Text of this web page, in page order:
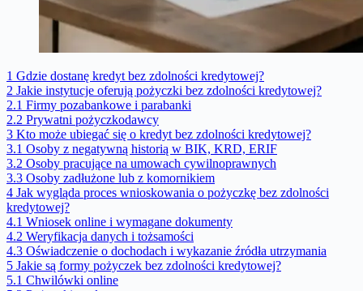
1 Gdzie dostanę kredyt bez zdolności kredytowej?
2 Jakie instytucje oferują pożyczki bez zdolności kredytowej?
2.1 Firmy pozabankowe i parabanki
2.2 Prywatni pożyczkodawcy
3 Kto może ubiegać się o kredyt bez zdolności kredytowej?
3.1 Osoby z negatywną historią w BIK, KRD, ERIF
3.2 Osoby pracujące na umowach cywilnoprawnych
3.3 Osoby zadłużone lub z komornikiem
4 Jak wygląda proces wnioskowania o pożyczkę bez zdolności
kredytowej?
4.1 Wniosek online i wymagane dokumenty
4.2 Weryfikacja danych i tożsamości
4.3 Oświadczenie o dochodach i wykazanie źródła utrzymania
5 Jakie są formy pożyczek bez zdolności kredytowej?
5.1 Chwilówki online